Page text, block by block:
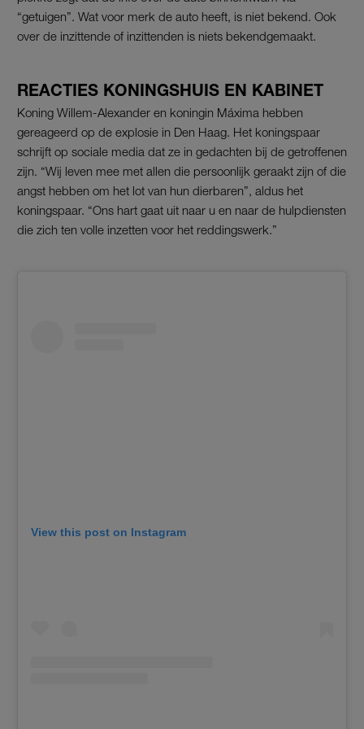
“getuigen”. Wat voor merk de auto heeft, is niet bekend. Ook
over de inzittende of inzittenden is niets bekendgemaakt.
REACTIES KONINGSHUIS EN KABINET
Koning Willem-Alexander en koningin Máxima hebben
gereageerd op de explosie in Den Haag. Het koningspaar
schrijft op sociale media dat ze in gedachten bij de getroffenen
zijn. “Wij leven mee met allen die persoonlijk geraakt zijn of die
angst hebben om het lot van hun dierbaren”, aldus het
koningspaar. “Ons hart gaat uit naar u en naar de hulpdiensten
die zich ten volle inzetten voor het reddingswerk.”
View this post on Instagram